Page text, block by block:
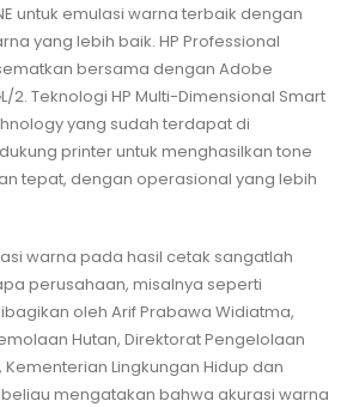
untuk emulasi warna terbaik dengan
yang lebih baik. HP Professional
bersama dengan Adobe
2. Teknologi HP Multi-Dimensional Smart
yang sudah terdapat di
printer untuk menghasilkan tone
tepat, dengan operasional yang lebih
warna pada hasil cetak sangatlah
perusahaan, misalnya seperti
oleh Arif Prabawa Widiatma,
Hutan, Direktorat Pengelolaan
Kementerian Lingkungan Hidup dan
mengatakan bahwa akurasi warna